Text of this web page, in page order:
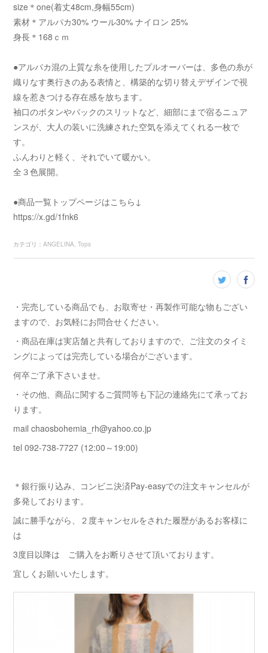
size＊one(着丈48cm,身幅55cm)
素材＊アルパカ30% ウール30% ナイロン 25%
身長＊168ｃｍ
●アルパカ混の上質な糸を使用したプルオーバーは、多色の糸が
織りなす奥行きのある表情と、構築的な切り替えデザインで視
線を惹きつける存在感を放ちます。
袖口のボタンやバックのスリットなど、細部にまで宿るニュア
ンスが、大人の装いに洗練された空気を添えてくれる一枚で
す。
ふんわりと軽く、それでいて暖かい。
全３色展開。
●商品一覧トップページはこちら↓
https://x.gd/1fnk6
カテゴリ ：ANGELINA Tops
・完売している商品でも、お取寄せ・再製作可能な物もござい
ますので、お気軽にお問合せください。
・商品在庫は実店舗と共有しておりますので、ご注文のタイミ
ングによっては完売している場合がございます。
何卒ご了承下さいませ。
・その他、商品に関するご質問等も下記の連絡先にて承ってお
ります。
mail chaosbohemia_rh@yahoo.co.jp
tel 092-738-7727 (12:00～19:00)
＊銀行振り込み、コンビニ決済Pay-easyでの注文キャンセルが
多発しております。
誠に勝手ながら、２度キャンセルをされた履歴があるお客様に
は
3度目以降は ご購入をお断りさせて頂いております。
宜しくお願いいたします。